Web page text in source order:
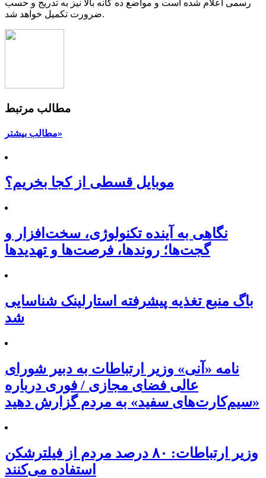
مطالب مرتبط
مطالب بیشتر»
موبایل قسطی از کجا بخریم؟
نگاهی به آینده تکنولوژی، سخت‌افزار و
گجت‌ها؛ روندها، فرصت‌ها و تهدیدها
باگ منبع تغذیه پیشرفته استارلینک شناسایی
شد
نامه «آنی» وزیر ارتباطات به دبیر شورای
عالی فضای مجازی / فوری درباره
«سیم‌کارت‌های سفید» به مردم گزارش دهید
وزیر ارتباطات: ۸۰ درصد مردم از فیلترشکن
استفاده می‌کنند